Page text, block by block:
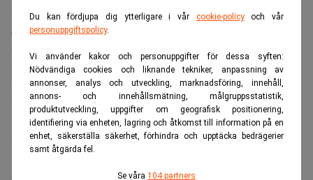
Du kan fördjupa dig ytterligare i vår cookie-policyoch vår
personuppgiftspolicy.
Vi använder kakor och personuppgifter för dessa syften:
Nödvändiga cookies och liknande tekniker, anpassning av
annonser, analys och utveckling, marknadsföring, innehåll,
annons- och innehållsmätning, målgruppsstatistik,
produktutveckling, uppgifter om geografisk positionering,
identifiering via enheten, lagring och åtkomst till information på en
enhet, säkerställa säkerhet, förhindra och upptäcka bedrägerier
samt åtgärda fel.
Se våra 104 partners
Motståndare varnar samtidigt för att debatten nu öppnat
en fråga som tidigare varit tabu.
”Anden är ute ur flaskan”, sade den gröna
parlamentsledamoten Sibel Arslan.
Läs mer: Schweiz skärper reglerna – då krymper
finanssektorn kraftigt – Realtid
Läs även:Mindre bostad, mindre kostnader? Inte alltid –
E55
ANNONS